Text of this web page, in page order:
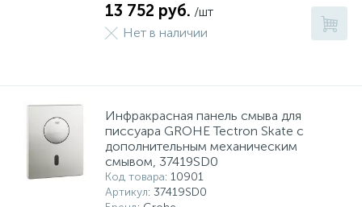
13 752 руб. /шт
Нет в наличии
Инфракрасная панель смыва для
писсуара GROHE Tectron Skate с
дополнительным механическим
смывом, 37419SD0
Код товара: 10901
Артикул: 37419SD0